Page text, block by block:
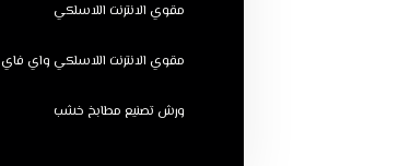
مقوي الانترنت اللاسلكي
مقوي الانترنت اللاسلكي واي فاي
ورش تصنيع مطابخ خشب